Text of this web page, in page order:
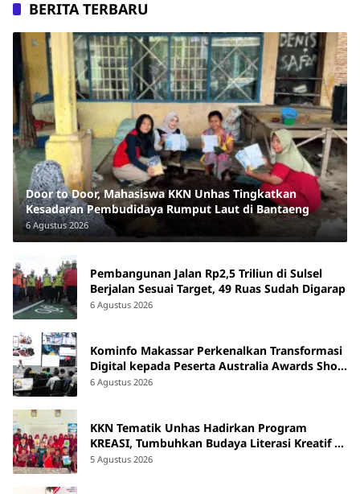
BERITA TERBARU
Door to Door, Mahasiswa KKN Unhas Tingkatkan
Kesadaran Pembudidaya Rumput Laut di Bantaeng
6 Agustus 2026
Pembangunan Jalan Rp2,5 Triliun di Sulsel
Berjalan Sesuai Target, 49 Ruas Sudah Digarap
6 Agustus 2026
Kominfo Makassar Perkenalkan Transformasi
Digital kepada Peserta Australia Awards Short
Course
6 Agustus 2026
KKN Tematik Unhas Hadirkan Program
KREASI, Tumbuhkan Budaya Literasi Kreatif di
SDN 47 Alluka Takalar
5 Agustus 2026